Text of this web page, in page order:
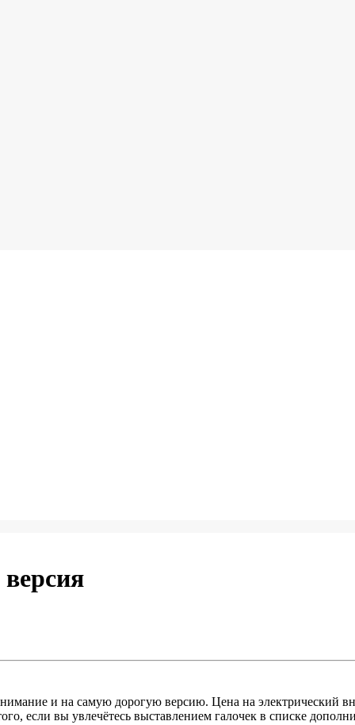
и на самую дорогую версию. Цена на электрический
если вы увлечётесь выставлением галочек в списке